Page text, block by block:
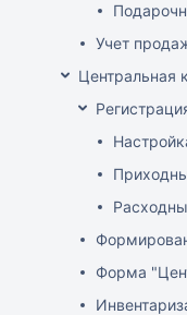
Учет
Центральная
Форма